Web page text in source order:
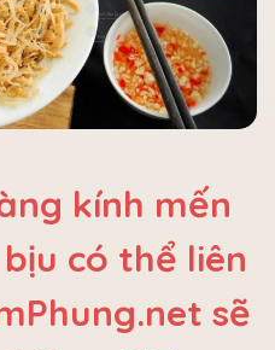
kính mến
có thể liên
sẽ